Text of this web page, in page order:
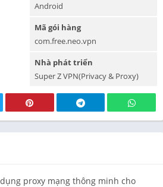
Android
Mã gói hàng
com.free.neo.vpn
Nhà phát triển
Super Z VPN(Privacy & Proxy)
proxy mạng thông minh cho